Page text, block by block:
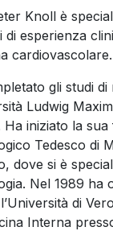
Knoll è
di esperienza
cardiovascolare.
gli studi di
Ludwig
Ha iniziato la
Tedesco di
dove si è
Nel 1989 ha
di
Interna